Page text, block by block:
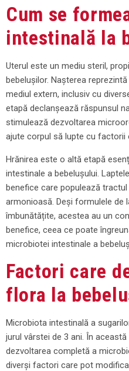
Cum se
intestinală la
Uterul este un mediu steril,
bebelușilor. Nașterea
mediul extern, inclusiv cu
etapă declanșează răspunsul
stimulează dezvoltarea
ajute corpul să lupte cu factorii
Hrănirea este o altă etapă
intestinale a bebelușului.
benefice care populează
armonioasă. Deși formulele
îmbunătățite, acestea au un
benefice, ceea ce poate
microbiotei intestinale a
Factori care
flora la
Microbiota intestinală a
jurul vârstei de 3 ani. În
dezvoltarea completă a
diverși factori care pot